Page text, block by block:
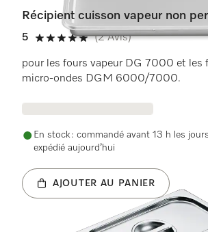
Récipient cuisson vapeur non
5
5 étoiles sur 5
(2 Avis)
pour les fours vapeur DG 7000 et les
micro-ondes DGM 6000/7000.
En stock : commandé avant 13 h les
expédié aujourd’hui
AJOUTER AU PANIER